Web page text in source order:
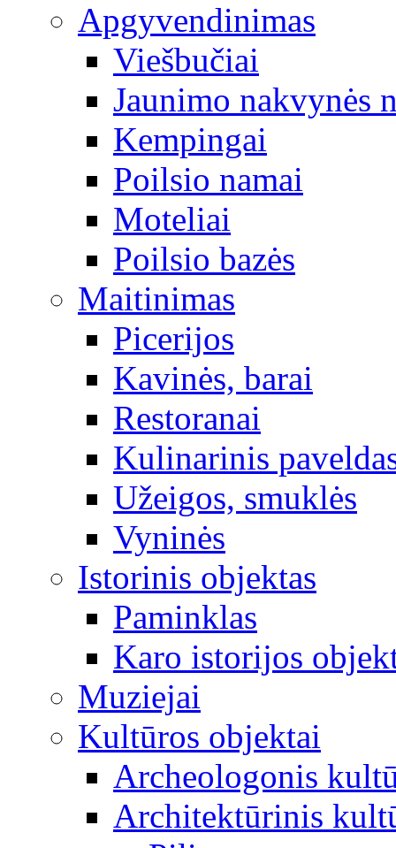
Apgyvendinimas
Viešbučiai
Jaunimo nakvynės
Kempingai
Poilsio namai
Moteliai
Poilsio bazės
Maitinimas
Picerijos
Kavinės, barai
Restoranai
Kulinarinis
Užeigos, smuklės
Vyninės
Istorinis objektas
Paminklas
Karo istorijos
Muziejai
Kultūros objektai
Archeologonis
Architektūrinis